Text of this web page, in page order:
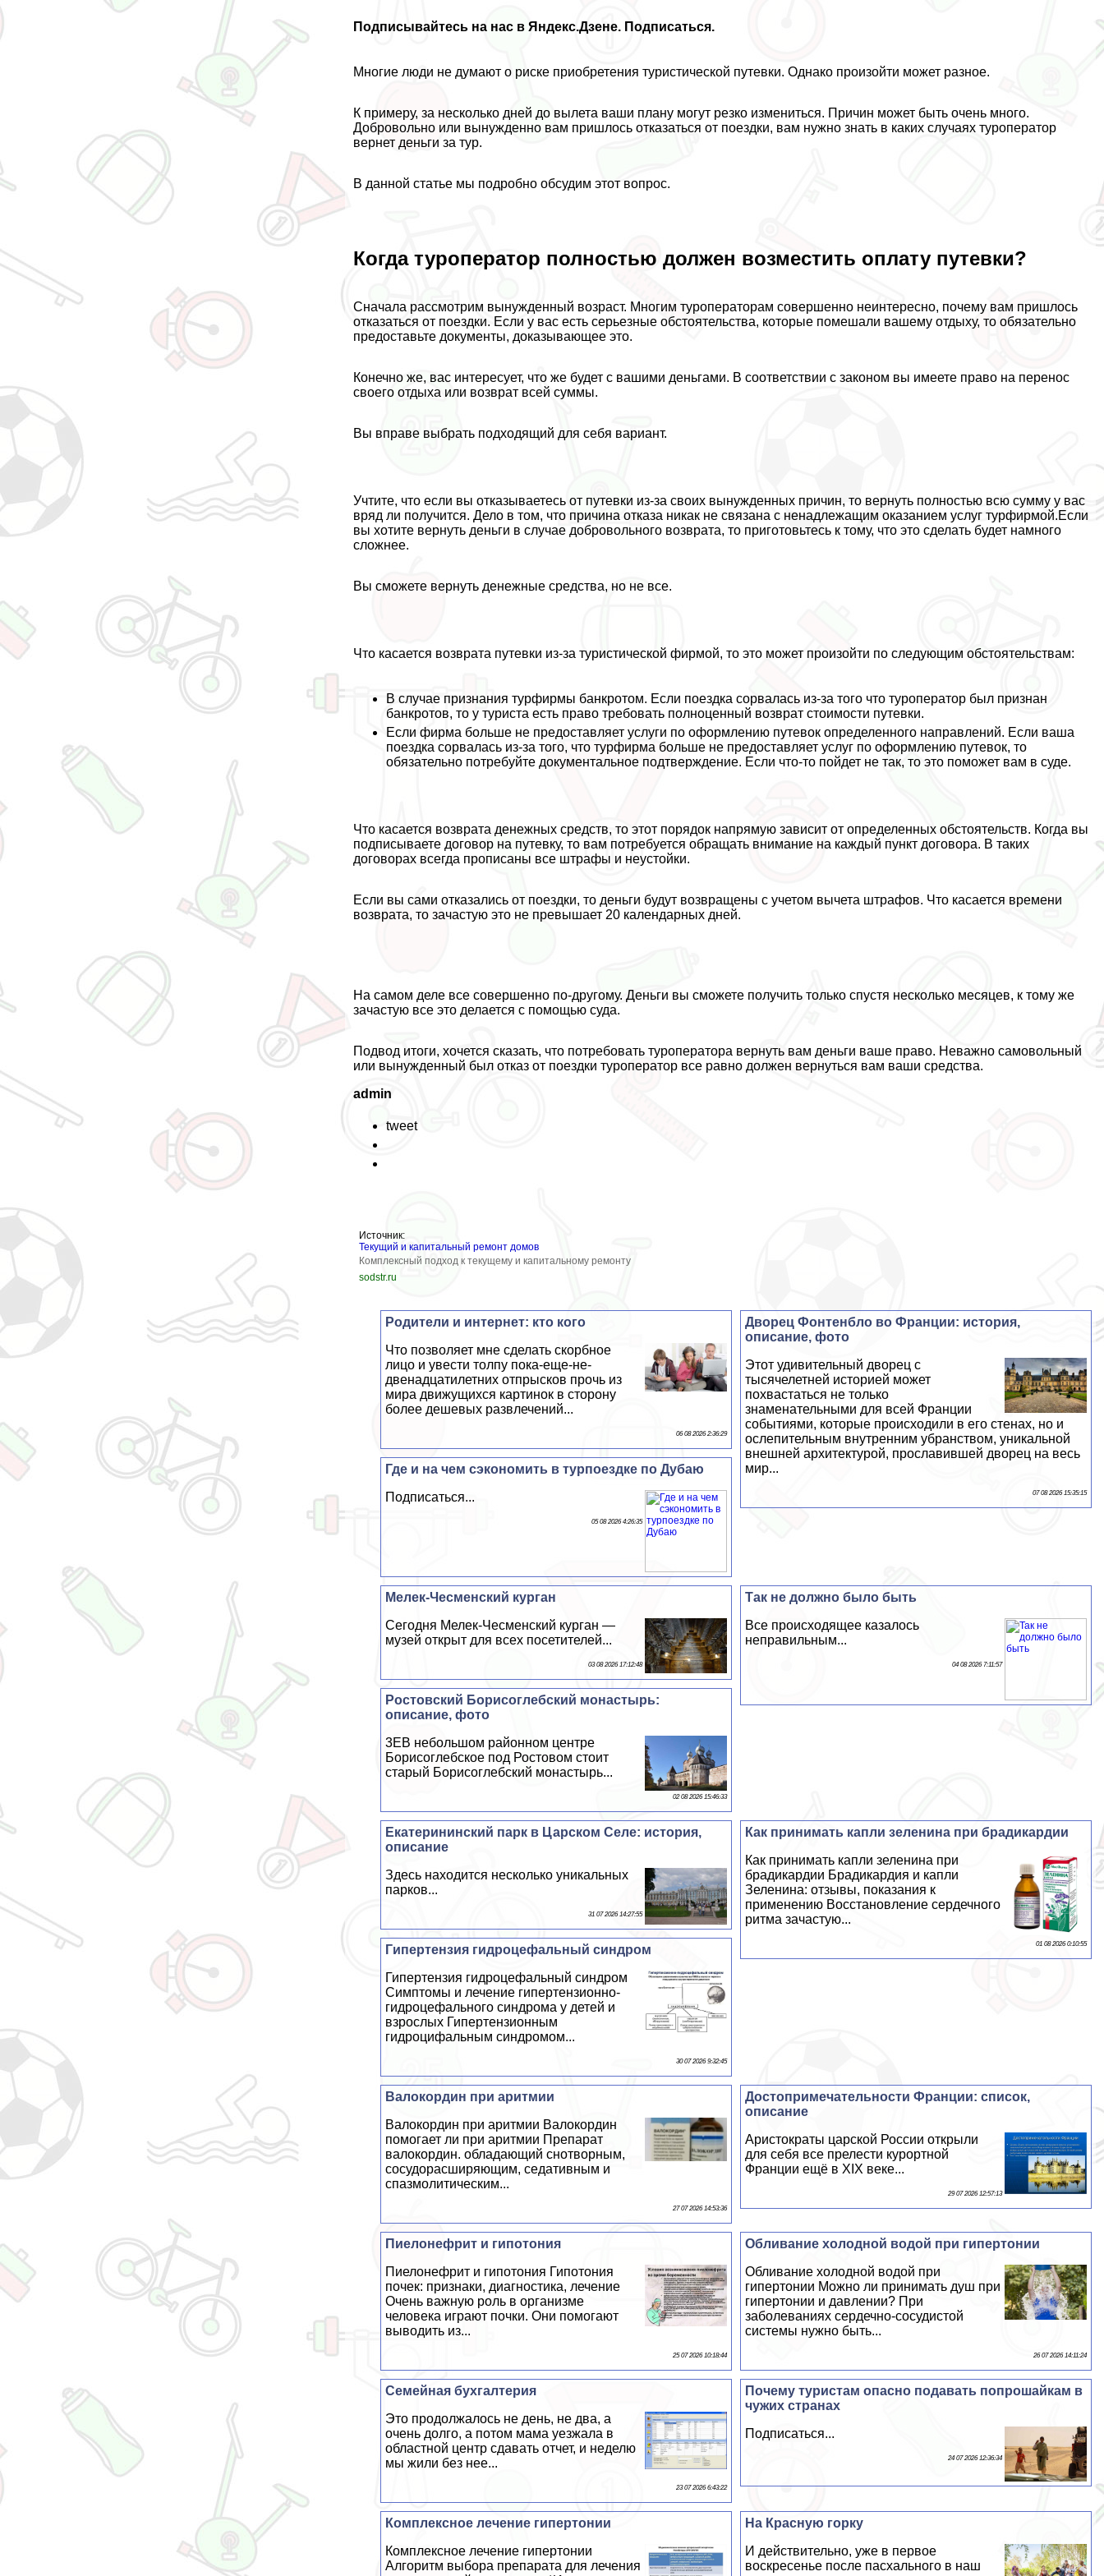
Источник:
Текущий и капитальный ремонт домов
Комплексный подход к текущему и капитальному ремонту
sodstr.ru
Подписывайтесь на нас в Яндекс.Дзене. Подписаться.
Многие люди не думают о риске приобретения туристической путевки. Однако произойти может разное.
К примеру, за несколько дней до вылета ваши плану могут резко измениться. Причин может быть очень много.
Добровольно или вынужденно вам пришлось отказаться от поездки, вам нужно знать в каких случаях туроператор
вернет деньги за тур.
В данной статье мы подробно обсудим этот вопрос.
Когда туроператор полностью должен возместить оплату путевки?
Сначала рассмотрим вынужденный возраст. Многим туроператорам совершенно неинтересно, почему вам пришлось
отказаться от поездки. Если у вас есть серьезные обстоятельства, которые помешали вашему отдыху, то обязательно
предоставьте документы, доказывающее это.
Конечно же, вас интересует, что же будет с вашими деньгами. В соответствии с законом вы имеете право на перенос
своего отдыха или возврат всей суммы.
Вы вправе выбрать подходящий для себя вариант.
Учтите, что если вы отказываетесь от путевки из-за своих вынужденных причин, то вернуть полностью всю сумму у вас
вряд ли получится. Дело в том, что причина отказа никак не связана с ненадлежащим оказанием услуг турфирмой.Если
вы хотите вернуть деньги в случае добровольного возврата, то приготовьтесь к тому, что это сделать будет намного
сложнее.
Вы сможете вернуть денежные средства, но не все.
Что касается возврата путевки из-за туристической фирмой, то это может произойти по следующим обстоятельствам:
В случае признания турфирмы банкротом. Если поездка сорвалась из-за того что туроператор был признан
банкротов, то у туриста есть право требовать полноценный возврат стоимости путевки.
Если фирма больше не предоставляет услуги по оформлению путевок определенного направлений. Если ваша
поездка сорвалась из-за того, что турфирма больше не предоставляет услуг по оформлению путевок, то
обязательно потребуйте документальное подтверждение. Если что-то пойдет не так, то это поможет вам в суде.
Что касается возврата денежных средств, то этот порядок напрямую зависит от определенных обстоятельств. Когда вы
подписываете договор на путевку, то вам потребуется обращать внимание на каждый пункт договора. В таких
договорах всегда прописаны все штрафы и неустойки.
Если вы сами отказались от поездки, то деньги будут возвращены с учетом вычета штрафов. Что касается времени
возврата, то зачастую это не превышает 20 календарных дней.
На самом деле все совершенно по-другому. Деньги вы сможете получить только спустя несколько месяцев, к тому же
зачастую все это делается с помощью суда.
Подвод итоги, хочется сказать, что потребовать туроператора вернуть вам деньги ваше право. Неважно самовольный
или вынужденный был отказ от поездки туроператор все равно должен вернуться вам ваши средства.
admin
tweet
Дворец Фонтенбло во Франции: история,
описание, фото
Этот удивительный дворец с
тысячелетней историей может
похвастаться не только
знаменательными для всей Франции
событиями, которые происходили в его стенах, но и
ослепительным внутренним убранством, уникальной
внешней архитектурой, прославившей дворец на весь
мир...
07 08 2026 15:35:15
Родители и интернет: кто кого
Что позволяет мне сделать скорбное
лицо и увести толпу пока-еще-не-
двенадцатилетних отпрысков прочь из
мира движущихся картинок в сторону
более дешевых развлечений...
06 08 2026 2:36:29
Где и на чем сэкономить в турпоездке по Дубаю
Подписаться...
05 08 2026 4:26:35
Так не должно было быть
Все происходящее казалось
неправильным...
04 08 2026 7:11:57
Мелек-Чесменский курган
Сегодня Мелек-Чесменский курган —
музей открыт для всех посетителей...
03 08 2026 17:12:48
Ростовский Борисоглебский монастырь:
описание, фото
3EВ небольшом районном центре
Борисоглебское под Ростовом стоит
старый Борисоглебский монастырь...
02 08 2026 15:46:33
Как принимать капли зеленина при брадикардии
Как принимать капли зеленина при
брадикардии Брадикардия и капли
Зеленина: отзывы, показания к
применению Восстановление сердечного
ритма зачастую...
01 08 2026 0:10:55
Екатерининский парк в Царском Селе: история,
описание
Здесь находится несколько уникальных
парков...
31 07 2026 14:27:55
Гипертензия гидроцефальный синдром
Гипертензия гидроцефальный синдром
Симптомы и лечение гипертензионно-
гидроцефального синдрома у детей и
взрослых Гипертензионным
гидроцифальным синдромом...
30 07 2026 9:32:45
Достопримечательности Франции: список,
описание
Аристократы царской России открыли
для себя все прелести курортной
Франции ещё в XIX веке...
29 07 2026 12:57:13
Валокордин при аритмии
Валокордин при аритмии Валокордин
помогает ли при аритмии Препарат
валокордин. обладающий снотворным,
сосудорасширяющим, седативным и
спазмолитическим...
27 07 2026 14:53:36
Обливание холодной водой при гипертонии
Обливание холодной водой при
гипертонии Можно ли принимать душ при
гипертонии и давлении? При
заболеваниях сердечно-сосудистой
системы нужно быть...
26 07 2026 14:11:24
Пиелонефрит и гипотония
Пиелонефрит и гипотония Гипотония
почек: признаки, диагностика, лечение
Очень важную роль в организме
человека играют почки. Они помогают
выводить из...
25 07 2026 10:18:44
Почему туристам опасно подавать попрошайкам в
чужих странах
Подписаться...
24 07 2026 12:36:34
Семейная бухгалтерия
Это продолжалось не день, не два, а
очень долго, а потом мама уезжала в
областной центр сдавать отчет, и неделю
мы жили без нее...
23 07 2026 6:43:22
На Красную горку
И действительно, уже в первое
воскресенье после пасхального в наш
Комплексное лечение гипертонии
Комплексное лечение гипертонии
Алгоритм выбора препарата для лечения